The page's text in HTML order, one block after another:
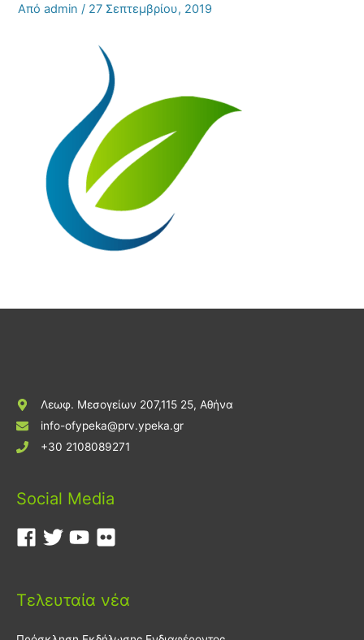
Απόadmin/ 27 Σεπτεμβρίου, 2019
Λεωφ. Μεσογείων 207,115 25, Αθήνα
info-ofypeka@prv.ypeka.gr
+30 2108089271
Social Media
Τελευταία νέα